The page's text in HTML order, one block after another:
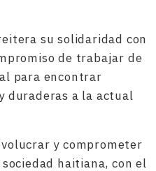
su solidaridad con
de trabajar de
para encontrar
duraderas a la actual
y comprometer
haitiana, con el